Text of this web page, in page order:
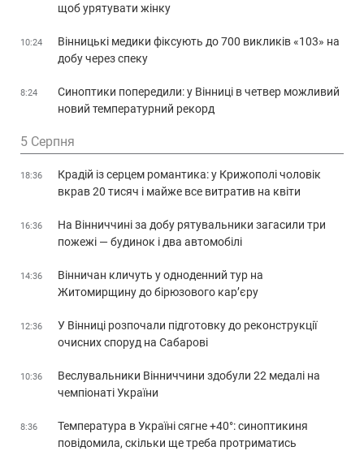
щоб урятувати жінку
10:24
Вінницькі медики фіксують до 700 викликів «103» на
добу через спеку
8:24
Синоптики попередили: у Вінниці в четвер можливий
новий температурний рекорд
5 Серпня
18:36
Крадій із серцем романтика: у Крижополі чоловік
вкрав 20 тисяч і майже все витратив на квіти
16:36
На Вінниччині за добу рятувальники загасили три
пожежі — будинок і два автомобілі
14:36
Вінничан кличуть у одноденний тур на
Житомирщину до бірюзового кар’єру
12:36
У Вінниці розпочали підготовку до реконструкції
очисних споруд на Сабарові
10:36
Веслувальники Вінниччини здобули 22 медалі на
чемпіонаті України
8:36
Температура в Україні сягне +40°: синоптикиня
повідомила, скільки ще треба протриматись